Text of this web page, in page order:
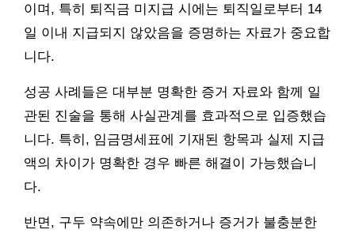
이며, 특히 퇴직금 미지급 시에는 퇴직일로부터 14
일 이내 지급되지 않았음을 증명하는 자료가 중요합
니다.
성공 사례들은 대부분 명확한 증거 자료와 함께 일
관된 진술을 통해 사실관계를 효과적으로 입증했습
니다. 특히, 임금명세표에 기재된 항목과 실제 지급
액의 차이가 명확한 경우 빠른 해결이 가능했습니
다.
반면, 구두 약속에만 의존하거나 증거가 불충분한